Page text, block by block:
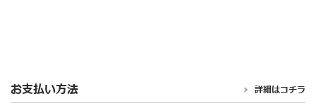
お支払い方法 詳細はコチラ